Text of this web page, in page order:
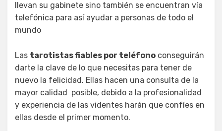
llevan su gabinete sino también se encuentran vía
telefónica para así ayudar a personas de todo el
mundo
Las tarotistas fiables por teléfono conseguirán
darte la clave de lo que necesitas para tener de
nuevo la felicidad. Ellas hacen una consulta de la
mayor calidad posible, debido a la profesionalidad
y experiencia de las videntes harán que confíes en
ellas desde el primer momento.